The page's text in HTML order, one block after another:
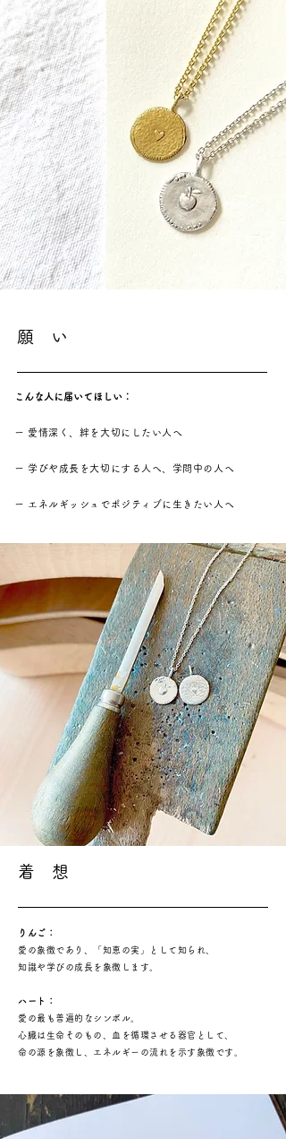
願 い
こんな人に届いてほしい：
ー 愛情深く、絆を大切にしたい人へ
ー 学びや成長を大切にする人へ、学問中の人へ
ー エネルギッシュでポジティブに生きたい人へ
着 想
りんご：
愛の象徴であり、「知恵の実」として知られ、
知識や学びの成長を象徴します。
ハート：
愛の最も普遍的なシンボル。
心臓は生命そのもの、血を循環させる器官として、
命の源を象徴し、エネルギーの流れを示す象徴です。